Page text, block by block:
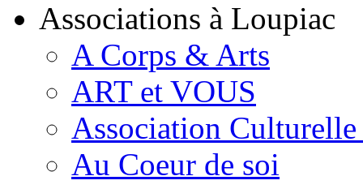
Associations à Loupiac
A Corps & Arts
ART et VOUS
Association
Au Coeur de soi